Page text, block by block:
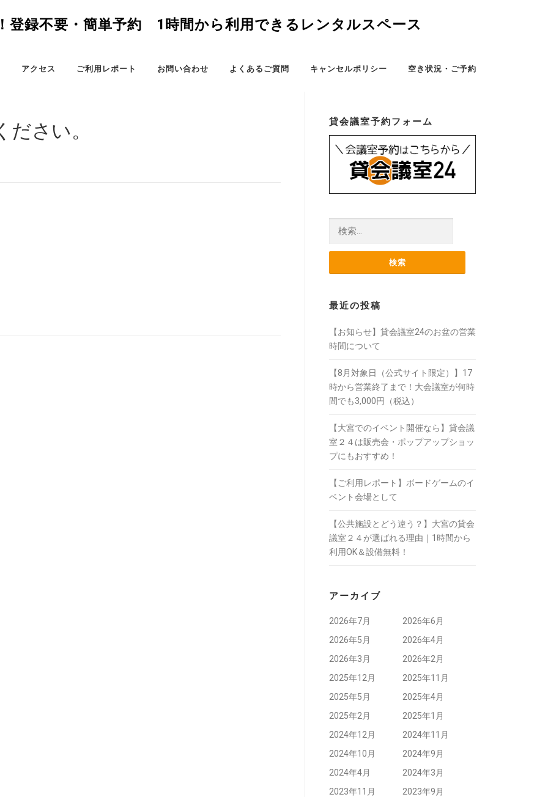
登録不要・簡単予約 1時間から利用できるレンタルスペース
アクセス ご利用レポート お問い合わせ よくあるご質問 キャンセルポリシー 空き状況・ご予約
さい。 貸会議室予約フォーム
最近の投稿
【お知らせ】貸会議室24のお盆の営業
時間について
【8月対象日（公式サイト限定）】17
時から営業終了まで！大会議室が何時
間でも3,000円（税込）
【大宮でのイベント開催なら】貸会議
室２４は販売会・ポップアップショッ
プにもおすすめ！
【ご利用レポート】ボードゲームのイ
ベント会場として
【公共施設とどう違う？】大宮の貸会
議室２４が選ばれる理由｜1時間から
利用OK＆設備無料！
アーカイブ
2026年7月
2026年6月
2026年5月
2026年4月
2026年3月
2026年2月
2025年12月
2025年11月
2025年5月
2025年4月
2025年2月
2025年1月
2024年12月
2024年11月
2024年10月
2024年9月
2024年4月
2024年3月
2023年11月
2023年9月